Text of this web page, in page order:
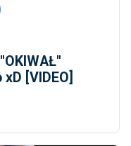
[VIDEO]